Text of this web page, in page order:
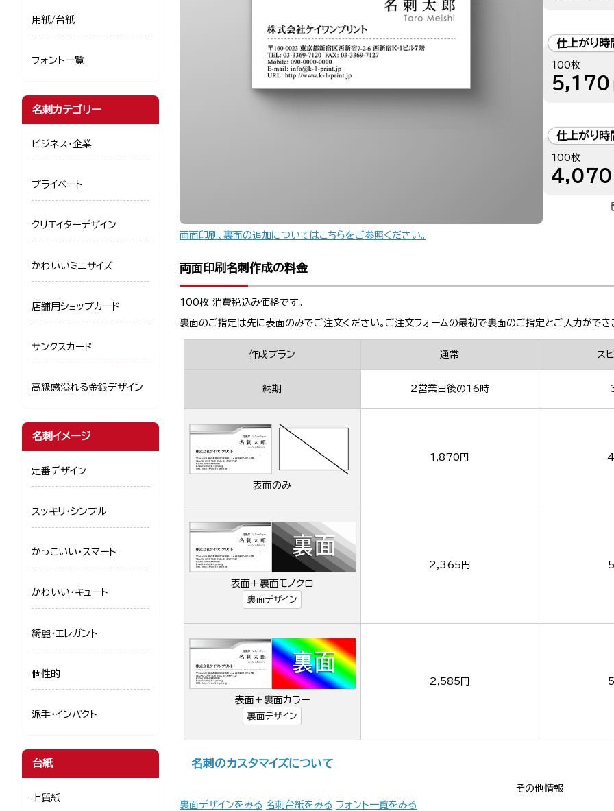
仕上がり
100枚
5,170
仕上がり
100枚
4,070
両面印刷、裏面の追加についてはこちらをご参照ください。
両面印刷名刺作成の料金
100枚 消費税込み価格です。
裏面のご指定は先に表面のみでご注文ください。ご注文フォームの最初で裏面のご指定とご入力ができ
作成プラン 通常 ス
納期 2営業日後の16時
表面のみ
1,870円
表面＋裏面モノクロ
裏面デザイン
2,365円
表面＋裏面カラー
裏面デザイン
2,585円
名刺のカスタマイズについて
その他情報
裏面デザインをみる 名刺台紙をみる フォント一覧をみる
用紙/台紙
フォント一覧
名刺カテゴリー
ビジネス・企業
プライベート
クリエイターデザイン
かわいいミニサイズ
店舗用ショップカード
サンクスカード
高級感溢れる金銀デザイン
名刺イメージ
定番デザイン
スッキリ・シンプル
かっこいい・スマート
かわいい・キュート
綺麗・エレガント
個性的
派手・インパクト
台紙
上質紙